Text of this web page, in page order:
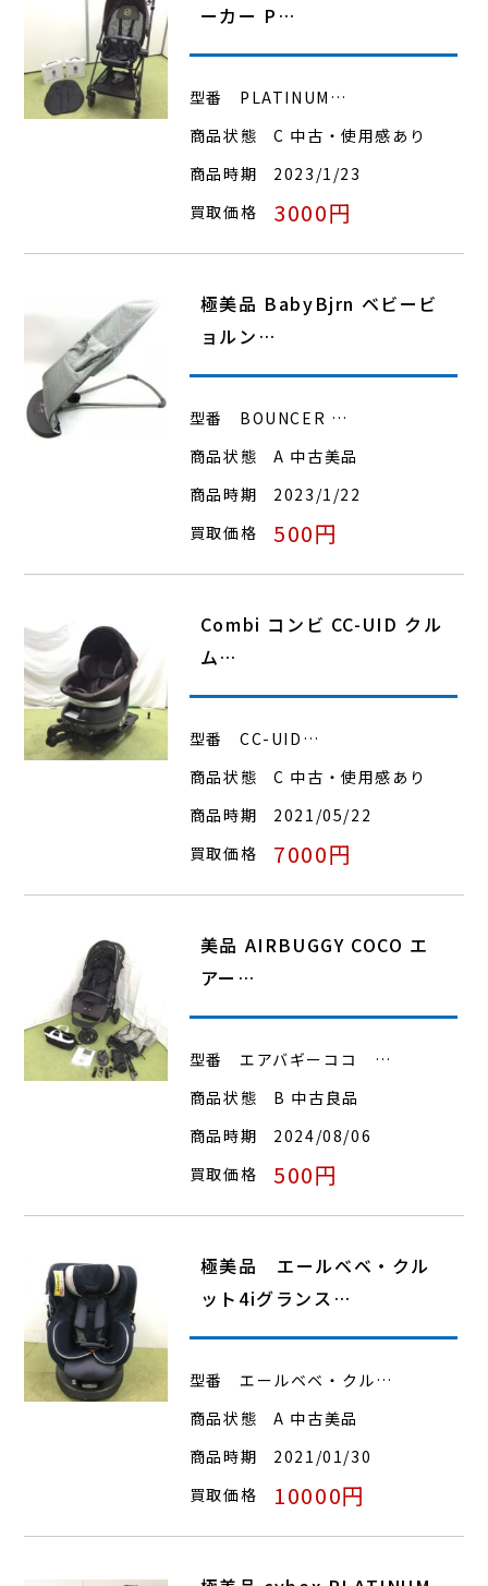
ーカー P…
型番
PLATINUM…
商品状態
C 中古・使用感あり
商品時期
2023/1/23
買取価格
3000円
極美品 BabyBjrn ベビービ
ョルン…
型番
BOUNCER …
商品状態
A 中古美品
商品時期
2023/1/22
買取価格
500円
Combi コンビ CC-UID クル
ム…
型番
CC-UID…
商品状態
C 中古・使用感あり
商品時期
2021/05/22
買取価格
7000円
美品 AIRBUGGY COCO エ
アー…
型番
エアバギーココ …
商品状態
B 中古良品
商品時期
2024/08/06
買取価格
500円
極美品 エールベベ・クル
ット4iグランス…
型番
エールベベ・クル…
商品状態
A 中古美品
商品時期
2021/01/30
買取価格
10000円